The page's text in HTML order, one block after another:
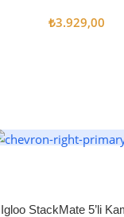
₺3.929,00
Igloo StackMate 5’li